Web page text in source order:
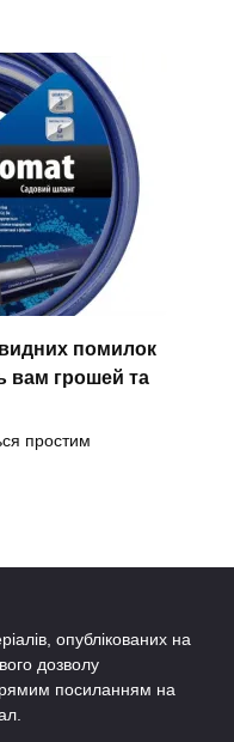
помилок
вам грошей та
простим
опублікованих на
дозволу
посиланням на